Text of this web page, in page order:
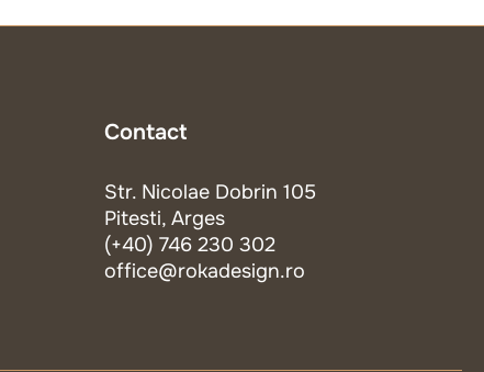
Contact
Str. Nicolae Dobrin 105
Pitesti, Arges
(+40) 746 230 302
office@rokadesign.ro